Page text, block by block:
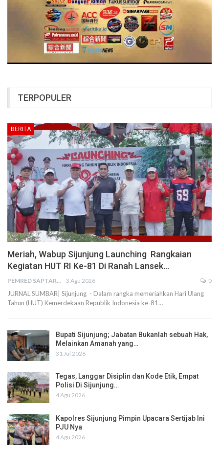
TERPOPULER
BERITA
Meriah, Wabup Sijunjung Launching Rangkaian
Kegiatan HUT RI Ke-81 Di Ranah Lansek…
PEMRED SAPTARIUS 3 Agu 2026 0
JURNAL SUMBAR| Sijunjung - Dalam rangka memeriahkan Hari Ulang
Tahun (HUT) Kemerdekaan Republik Indonesia ke-81…
Bupati Sijunjung; Jabatan Bukanlah sebuah Hak,
Melainkan Amanah yang…
31 Jul 2026
Tegas, Langgar Disiplin dan Kode Etik, Empat
Polisi Di Sijunjung…
4 Agu 2026
Kapolres Sijunjung Pimpin Upacara Sertijab Ini
PJU Nya
4 Agu 2026